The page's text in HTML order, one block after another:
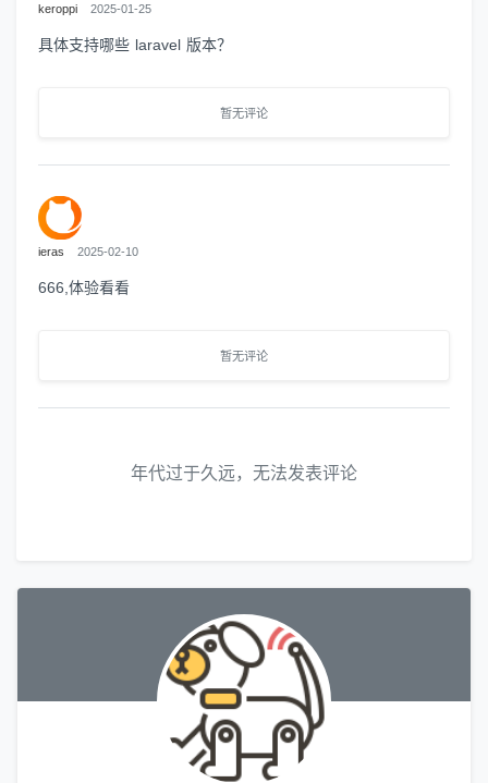
keroppi 2025-01-25
具体支持哪些 laravel 版本？
暂无评论
ieras 2025-02-10
666,体验看看
暂无评论
年代过于久远，无法发表评论